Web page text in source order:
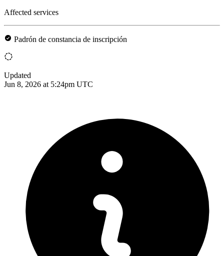
Affected services
Padrón de constancia de inscripción
Updated
Jun 8, 2026 at 5:24pm UTC